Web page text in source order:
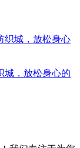
城，放松身心的